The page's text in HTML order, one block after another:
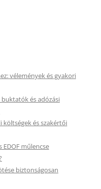
vélemények és gyakori
buktatók és adózási
és szakértői
műlencse
biztonságosan